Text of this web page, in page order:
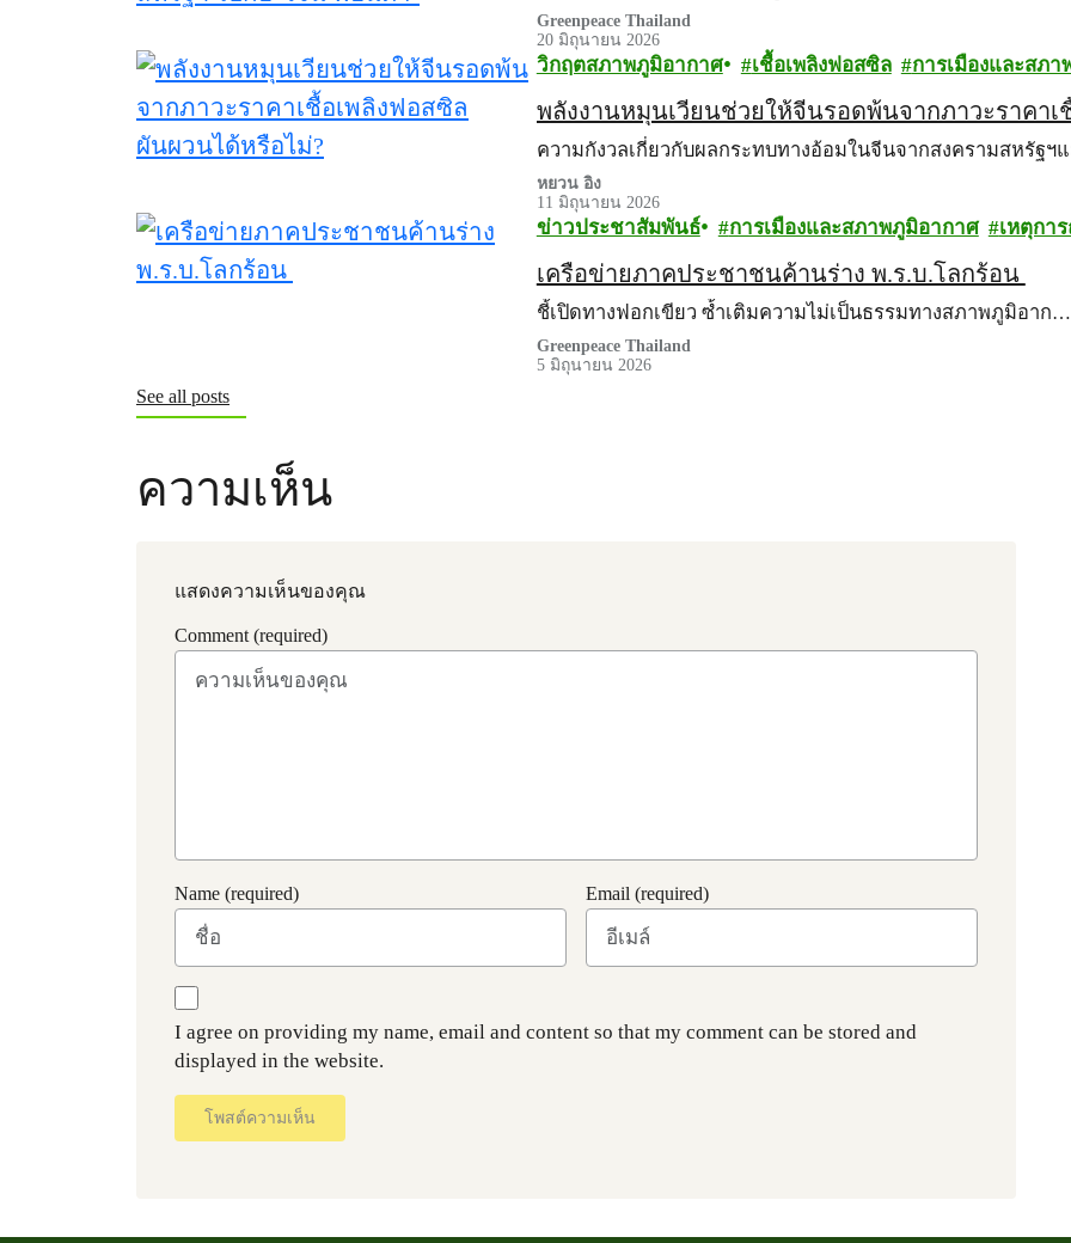
Greenpeace Thailand
20 มิถุนายน 2026
วิกฤตสภาพภูมิอากาศ เชื้อเพลิงฟอสซิล การเมืองและสภ
พลังงานหมุนเวียนช่วยให้จีนรอดพ้นจากภาวะราคา
ความกังวลเกี่ยวกับผลกระทบทางอ้อมในจีนจากสงครามสหรัฐฯ
หยวน อิง
11 มิถุนายน 2026
ข่าวประชาสัมพันธ์ การเมืองและสภาพภูมิอากาศ เหตุกา
เครือข่ายภาคประชาชนค้านร่าง พ.ร.บ.โลกร้อน
ชี้เปิดทางฟอกเขียว ซ้ำเติมความไม่เป็นธรรมทางสภาพภูมิอาก…
Greenpeace Thailand
5 มิถุนายน 2026
See all posts
ความเห็น
แสดงความเห็นของคุณ
Comment (required)
Name (required) Email (required)
I agree on providing my name, email and content so that my comment can be stored and
displayed in the website.
โพสต์ความเห็น